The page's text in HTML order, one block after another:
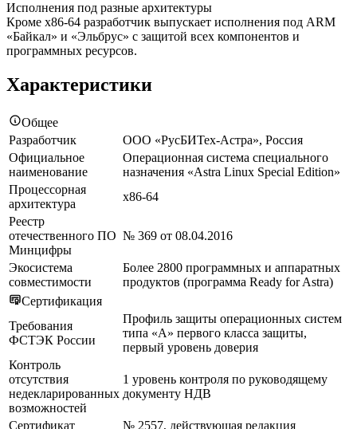
Исполнения под разные архитектуры
Кроме x86-64 разработчик выпускает исполнения под ARM
«Байкал» и «Эльбрус» с защитой всех компонентов и
программных ресурсов.
Характеристики
Общее
Разработчик
ООО «РусБИТех-Астра», Россия
Официальное
наименование
Операционная система специального
назначения «Astra Linux Special Edition»
Процессорная
архитектура
x86-64
Реестр
отечественного ПО
Минцифры
№ 369 от 08.04.2016
Экосистема
совместимости
Более 2800 программных и аппаратных
продуктов (программа Ready for Astra)
Сертификация
Требования
ФСТЭК России
Профиль защиты операционных систем
типа «А» первого класса защиты,
первый уровень доверия
Контроль
отсутствия
недекларированных
возможностей
1 уровень контроля по руководящему
документу НДВ
Сертификат № 2557, действующая редакция